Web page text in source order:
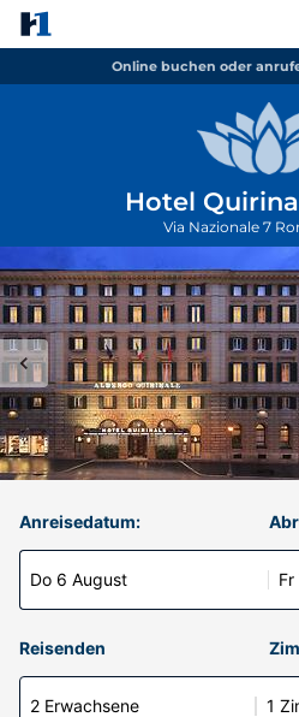
Online buchen oder
Hotel
Via Nazionale 7
Anreisedatum:
Do 6 August
Reisenden
2 Erwachsene 1